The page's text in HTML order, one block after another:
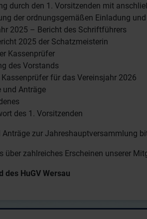
durch den 1. Vorsitzenden mit
der ordnungsgemäßen Einladung und
2025 – Bericht des Schriftführers
2025 der Schatzmeisterin
Kassenprüfer
des Vorstands
Kassenprüfer für das Vereinsjahr 2026
und Anträge
des 1. Vorsitzenden
Anträge zur Jahreshauptversammlung
über zahlreiches Erscheinen unserer
des HuGV Wersau